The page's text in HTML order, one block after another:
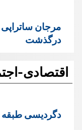
مرجان
درگذشت
اقتصادی-
دگردیسی